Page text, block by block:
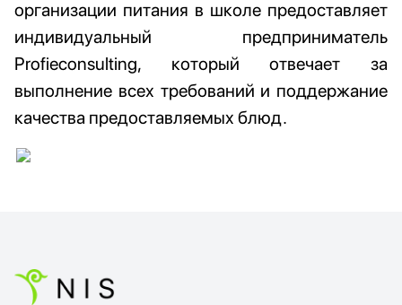
организации питания в школе предоставляет
индивидуальный предприниматель
Profiеconsulting, который отвечает за
выполнение всех требований и поддержание
качества предоставляемых блюд.